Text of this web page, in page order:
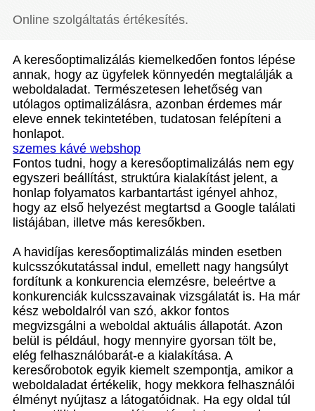
Online szolgáltatás értékesítés.
A keresőoptimalizálás kiemelkedően fontos lépése
annak, hogy az ügyfelek könnyedén megtalálják a
weboldaladat. Természetesen lehetőség van
utólagos optimalizálásra, azonban érdemes már
eleve ennek tekintetében, tudatosan felépíteni a
honlapot.
szemes kávé webshop
Fontos tudni, hogy a keresőoptimalizálás nem egy
egyszeri beállítást, struktúra kialakítást jelent, a
honlap folyamatos karbantartást igényel ahhoz,
hogy az első helyezést megtartsd a Google találati
listájában, illetve más keresőkben.
A havidíjas keresőoptimalizálás minden esetben
kulcsszókutatással indul, emellett nagy hangsúlyt
fordítunk a konkurencia elemzésre, beleértve a
konkurenciák kulcsszavainak vizsgálatát is. Ha már
kész weboldalról van szó, akkor fontos
megvizsgálni a weboldal aktuális állapotát. Azon
belül is például, hogy mennyire gyorsan tölt be,
elég felhasználóbarát-e a kialakítása. A
keresőrobotok egyik kiemelt szempontja, amikor a
weboldaladat értékelik, hogy mekkora felhasználói
élményt nyújtasz a látogatóidnak. Ha egy oldal túl